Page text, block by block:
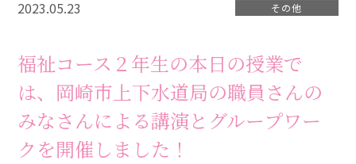
2023.05.23 その他
福祉コース２年生の本日の授業で
は、岡崎市上下水道局の職員さんの
みなさんによる講演とグループワー
クを開催しました！